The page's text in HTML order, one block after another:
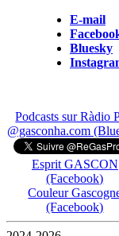
E-mail
Bluesky
Podcasts sur Ràdio
@gasconha.com
Esprit GASCON
(Facebook)
Couleur
(Facebook)